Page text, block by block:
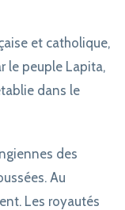
et catholique,
le peuple Lapita,
dans le
des
Au
Les royautés